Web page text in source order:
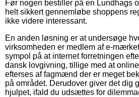
Før nogen bestiller på en Lundhags
helt sikkert gennemløbe shoppens
ikke videre interessant.
En anden løsning er at undersøge
virksomheden er medlem af e-
sympol på at internet forretningen
dansk lovgivning, tillige med at
efterses af fagmænd der er meget
på området. Derudover giver det dig
hjulpet, ifald du udsættes for